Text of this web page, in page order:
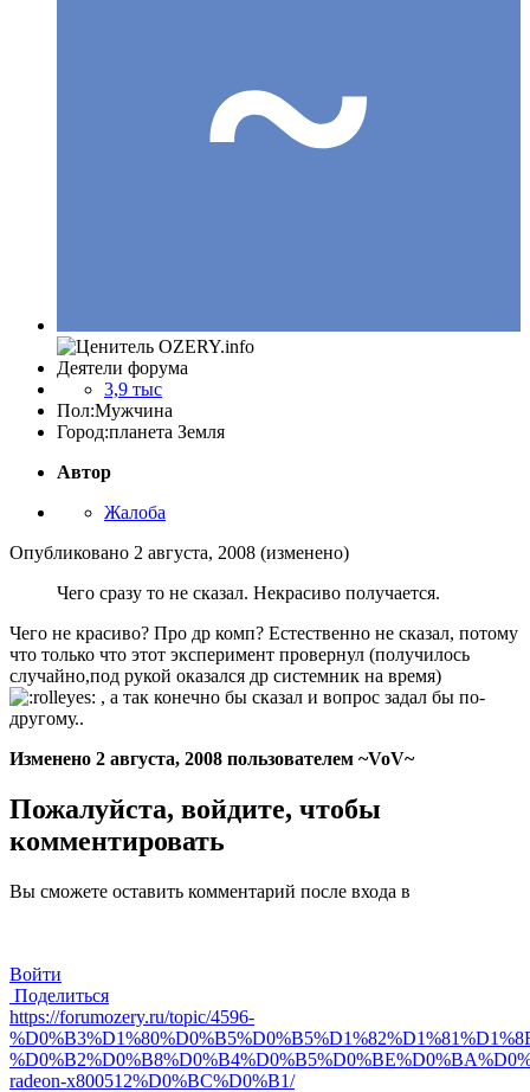
Деятели форума
3,9 тыс
Пол:Мужчина
Город:планета Земля
Автор
Жалоба
Опубликовано 2 августа, 2008 (изменено)
Чего сразу то не сказал. Некрасиво получается.
Чего не красиво? Про др комп? Естественно не сказал, потому
что только что этот эксперимент провернул (получилось
случайно,под рукой оказался др системник на время)
, а так конечно бы сказал и вопрос задал бы по-
другому..
Изменено 2 августа, 2008 пользователем ~VoV~
Пожалуйста, войдите, чтобы
комментировать
Вы сможете оставить комментарий после входа в
Войти
Поделиться
https://forumozery.ru/topic/4596-
radeon-x800512%D0%BC%D0%B1/